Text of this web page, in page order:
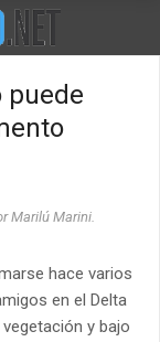
puede
Marilú Marini.
hace varios
en el Delta
y bajo